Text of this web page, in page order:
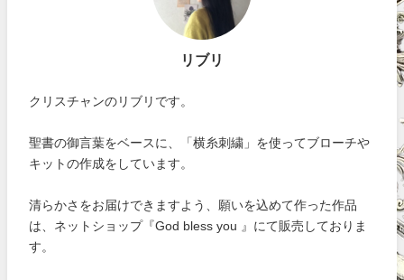
リブリ
クリスチャンのリブリです。
聖書の御言葉をベースに、「横糸刺繍」を使ってブローチや
キットの作成をしています。
清らかさをお届けできますよう、願いを込めて作った作品
は、ネットショップ『God bless you 』にて販売しておりま
す。